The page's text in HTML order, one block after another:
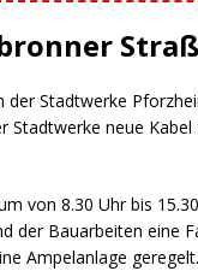
der Stadtwerke
Stadtwerke neue
von 8.30 Uhr bis
der Bauarbeiten eine
Ampelanlage geregelt.